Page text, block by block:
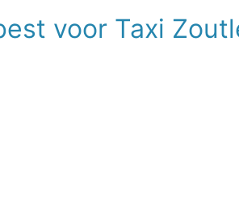
voor Taxi